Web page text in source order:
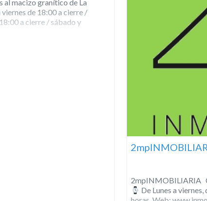
al macizo granítico de La
de 18:00 a cierre /
a cierre / sábado y
2mpINMOBILIARIA
De Lunes a